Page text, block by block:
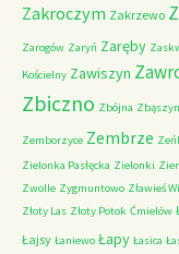
Zakroczym Zakrzewo
Zarogów Zaryń Zaręby
Kościelny Zawiszyn
Zbiczno Zbójna
Zemborzyce Zembrze
Zielonka Pasłęcka Zielonki
Zwolle Zygmuntowo Zławieś
Złoty Las Złoty Potok Ćmielów
Łajsy Łaniewo Łapy Łasica